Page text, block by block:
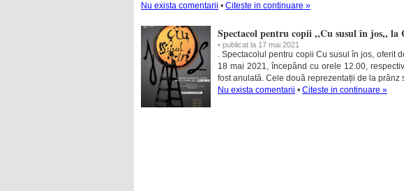
Nu exista comentarii • Citeste in continuare »
Spectacol pentru copii ,,Cu susul în jos,, la
• publicat la 17 mai 2021
. Spectacolul pentru copii Cu susul în jos, oferit
18 mai 2021, începând cu orele 12.00,
fost anulată. Cele două reprezentații de la prânz
Nu exista comentarii • Citeste in continuare »